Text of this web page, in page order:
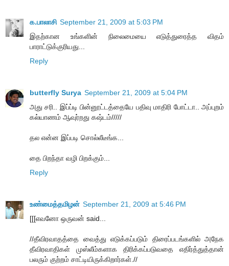
க.பாலாசி September 21, 2009 at 5:03 PM
இதற்கான உங்களின் நிலைமையை எடுத்துரைத்த விதம்
பாராட்டுக்குரியது...
Reply
butterfly Surya September 21, 2009 at 5:04 PM
அது சரி.. இப்ப்டி பின்னூட்டத்தையே பதிவு மாதிரி போட்டா.. அப்புறம்
கல்யாணம் ஆவுர்றது கஷ்டம்/////
தல என்ன இப்படி சொல்லீடீங்க...
தை பிறந்தா வழி பிறக்கும்...
Reply
உண்மைத்தமிழன் September 21, 2009 at 5:46 PM
[[[எவனோ ஒருவன் said...
//தீவிரவாதத்தை வைத்து எடுக்கப்படும் திரைப்படங்களில் அநேக
தீவிரவாதிகள் முஸ்லீம்களாக திரிக்கப்படுவதை எதிர்த்துத்தான்
பலரும் குற்றம் சாட்டியிருக்கிறார்கள்.//